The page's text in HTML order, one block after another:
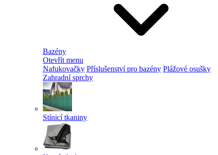
Bazény
Otevřít menu
Nafukovačky Příslušenství pro bazény Plážové osušky
Zahradní sprchy
Stínicí tkaniny